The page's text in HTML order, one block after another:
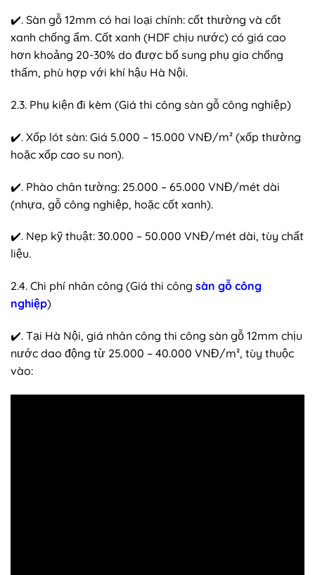
✔️. Sàn gỗ 12mm có hai loại chính: cốt thường và cốt
xanh chống ẩm. Cốt xanh (HDF chịu nước) có giá cao
hơn khoảng 20-30% do được bổ sung phụ gia chống
thấm, phù hợp với khí hậu Hà Nội.
2.3. Phụ kiện đi kèm (Giá thi công sàn gỗ công nghiệp)
✔️. Xốp lót sàn: Giá 5.000 – 15.000 VNĐ/m² (xốp thường
hoặc xốp cao su non).
✔️. Phào chân tường: 25.000 – 65.000 VNĐ/mét dài
(nhựa, gỗ công nghiệp, hoặc cốt xanh).
✔️. Nẹp kỹ thuật: 30.000 – 50.000 VNĐ/mét dài, tùy chất
liệu.
2.4. Chi phí nhân công (Giá thi công sàn gỗ công
nghiệp)
✔️. Tại Hà Nội, giá nhân công thi công sàn gỗ 12mm chịu
nước dao động từ 25.000 – 40.000 VNĐ/m², tùy thuộc
vào: